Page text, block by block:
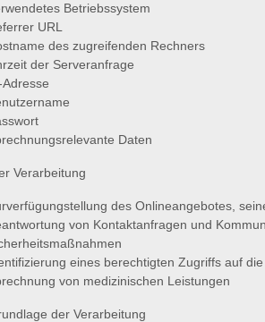
Betriebssystem
URL
des zugreifenden Rechners
der Serveranfrage
Adresse
Daten
Verarbeitung
des Onlineangebotes,
von Kontaktanfragen und
eines berechtigten Zugriffs auf
von medizinischen Leistungen
der Verarbeitung